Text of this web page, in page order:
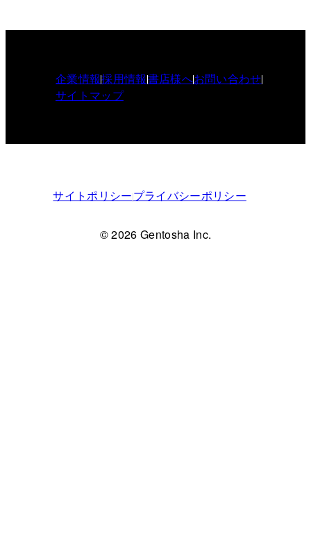
企業情報採用情報書店様へお問い合わせ
サイトマップ
サイトポリシープライバシーポリシー
© 2026 Gentosha Inc.